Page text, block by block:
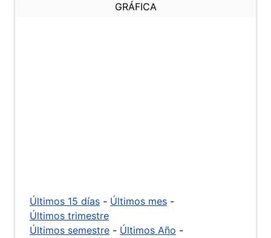
GRÁFICA
Últimos 15 días - Últimos mes -
Últimos trimestre
Últimos semestre - Últimos Año -